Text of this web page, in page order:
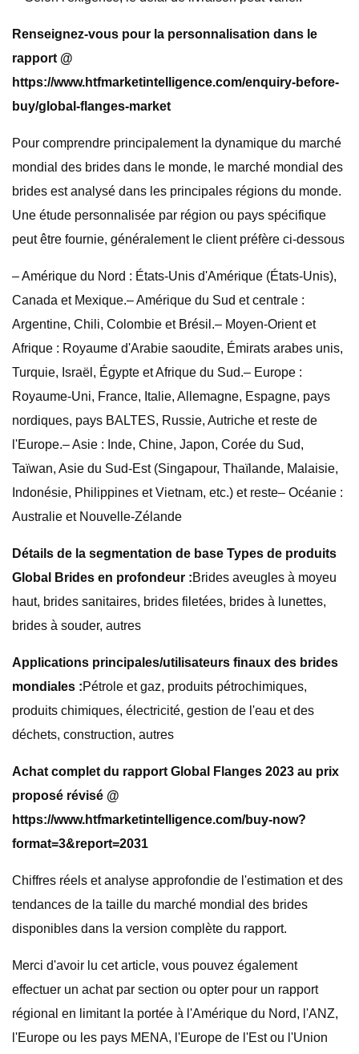
Renseignez-vous pour la personnalisation dans le
rapport @
https://www.htfmarketintelligence.com/enquiry-before-
buy/global-flanges-market
Pour comprendre principalement la dynamique du marché
mondial des brides dans le monde, le marché mondial des
brides est analysé dans les principales régions du monde.
Une étude personnalisée par région ou pays spécifique
peut être fournie, généralement le client préfère ci-dessous
– Amérique du Nord : États-Unis d'Amérique (États-Unis),
Canada et Mexique.– Amérique du Sud et centrale :
Argentine, Chili, Colombie et Brésil.– Moyen-Orient et
Afrique : Royaume d'Arabie saoudite, Émirats arabes unis,
Turquie, Israël, Égypte et Afrique du Sud.– Europe :
Royaume-Uni, France, Italie, Allemagne, Espagne, pays
nordiques, pays BALTES, Russie, Autriche et reste de
l'Europe.– Asie : Inde, Chine, Japon, Corée du Sud,
Taïwan, Asie du Sud-Est (Singapour, Thaïlande, Malaisie,
Indonésie, Philippines et Vietnam, etc.) et reste– Océanie :
Australie et Nouvelle-Zélande
Détails de la segmentation de base Types de produits
Global Brides en profondeur :Brides aveugles à moyeu
haut, brides sanitaires, brides filetées, brides à lunettes,
brides à souder, autres
Applications principales/utilisateurs finaux des brides
mondiales :Pétrole et gaz, produits pétrochimiques,
produits chimiques, électricité, gestion de l'eau et des
déchets, construction, autres
Achat complet du rapport Global Flanges 2023 au prix
proposé révisé @
https://www.htfmarketintelligence.com/buy-now?
format=3&report=2031
Chiffres réels et analyse approfondie de l'estimation et des
tendances de la taille du marché mondial des brides
disponibles dans la version complète du rapport.
Merci d'avoir lu cet article, vous pouvez également
effectuer un achat par section ou opter pour un rapport
régional en limitant la portée à l'Amérique du Nord, l'ANZ,
l'Europe ou les pays MENA, l'Europe de l'Est ou l'Union